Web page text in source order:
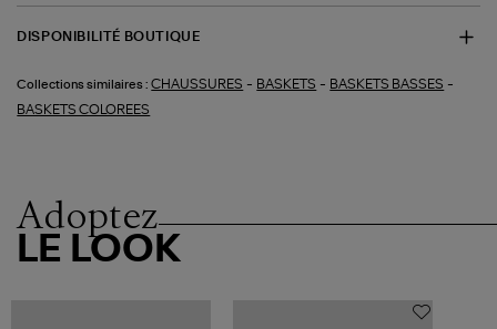
DISPONIBILITÉ BOUTIQUE
Collections similaires : CHAUSSURES - BASKETS - BASKETS BASSES -
BASKETS COLOREES
Adoptez
LE LOOK